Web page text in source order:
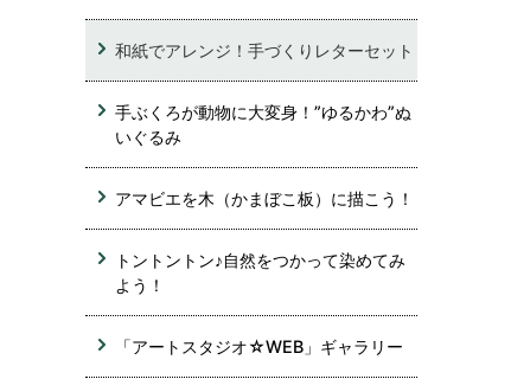
和紙でアレンジ！手づくりレターセット
手ぶくろが動物に大変身！”ゆるかわ”ぬ
いぐるみ
アマビエを木（かまぼこ板）に描こう！
トントントン♪自然をつかって染めてみ
よう！
「アートスタジオ☆WEB」ギャラリー